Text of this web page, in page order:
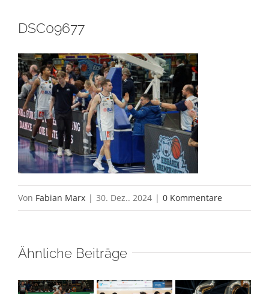
DSC09677
Von Fabian Marx | 30. Dez.. 2024 | 0 Kommentare
Ähnliche Beiträge